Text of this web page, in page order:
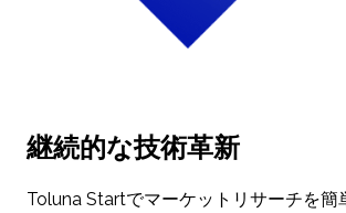
継続的な技術革新
Toluna Startでマーケットリサーチを簡